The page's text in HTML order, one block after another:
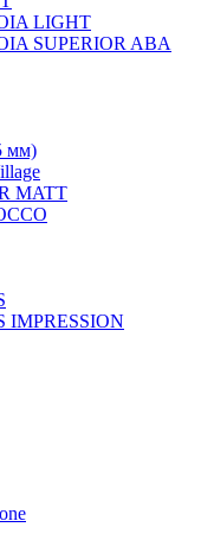
LIGHT
SUPERIOR ABA
мм)
MATT
IMPRESSION